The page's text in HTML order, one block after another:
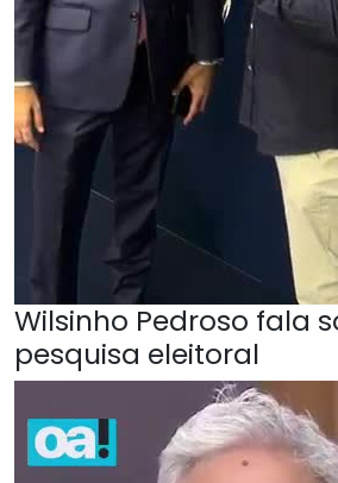
Wilsinho Pedroso fala
pesquisa eleitoral